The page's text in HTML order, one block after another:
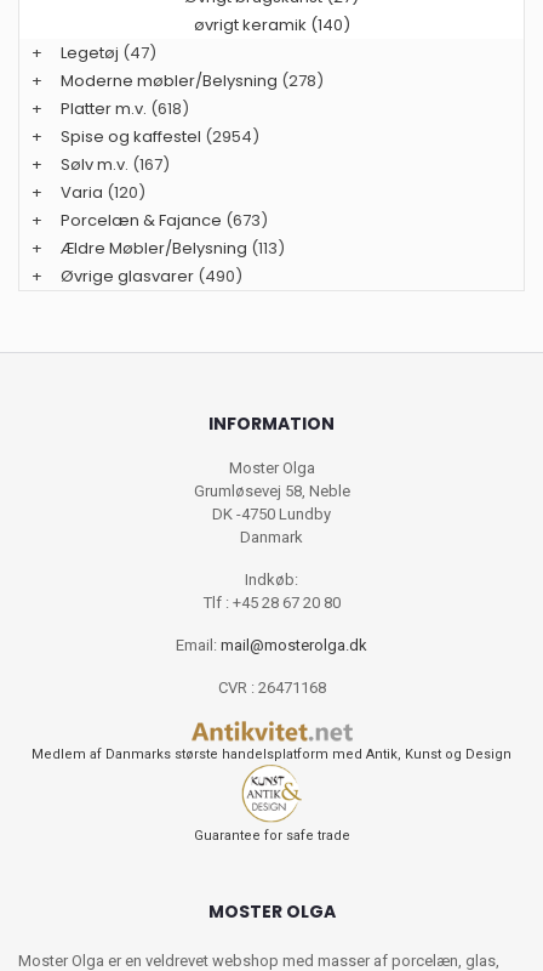
øvrigt keramik (140)
+
Legetøj (47)
+
Moderne møbler/Belysning (278)
+
Platter m.v. (618)
+
Spise og kaffestel (2954)
+
Sølv m.v. (167)
+
Varia (120)
+
Porcelæn & Fajance (673)
+
Ældre Møbler/Belysning (113)
+
Øvrige glasvarer (490)
INFORMATION
Moster Olga
Grumløsevej 58, Neble
DK -4750 Lundby
Danmark
Indkøb:
Tlf : +45 28 67 20 80
Email: mail@mosterolga.dk
CVR : 26471168
Medlem af Danmarks største handelsplatform med Antik, Kunst og Design
Guarantee for safe trade
MOSTER OLGA
Moster Olga er en veldrevet webshop med masser af porcelæn, glas,